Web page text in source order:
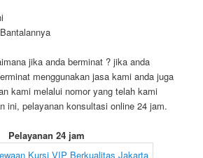
jika anda berminat ? jika anda
menggunakan jasa kami anda juga
kami melalui nomor yang telah kami
ini, pelayanan konsultasi online 24 jam.
Pelayanan 24 jam